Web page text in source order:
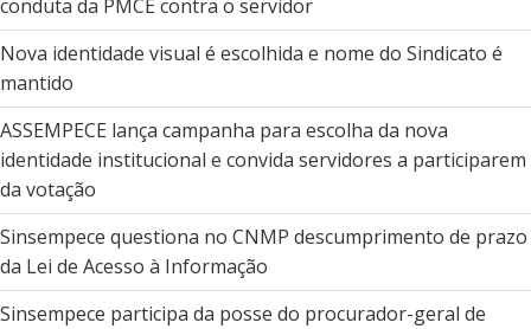
conduta da PMCE contra o servidor
Nova identidade visual é escolhida e nome do Sindicato é
mantido
ASSEMPECE lança campanha para escolha da nova
identidade institucional e convida servidores a participarem
da votação
Sinsempece questiona no CNMP descumprimento de prazo
da Lei de Acesso à Informação
Sinsempece participa da posse do procurador-geral de